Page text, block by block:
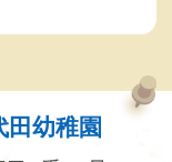
幼稚園